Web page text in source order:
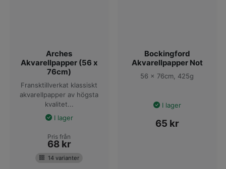
Arches
Akvarellpapper (56 x
76cm)
Fransktillverkat klassiskt
akvarellpapper av högsta
kvalitet...
I lager
Pris från
68 kr
14 varianter
Bockingford
Akvarellpapper Not
56 x 76cm, 425g
I lager
65 kr